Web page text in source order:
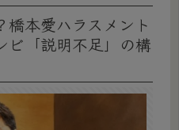
本愛ハラスメント
ビ「説明不足」の構